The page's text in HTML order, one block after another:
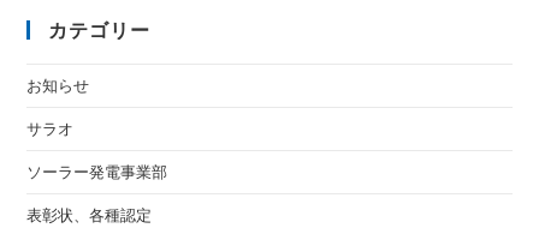
カテゴリー
お知らせ
サラオ
ソーラー発電事業部
表彰状、各種認定